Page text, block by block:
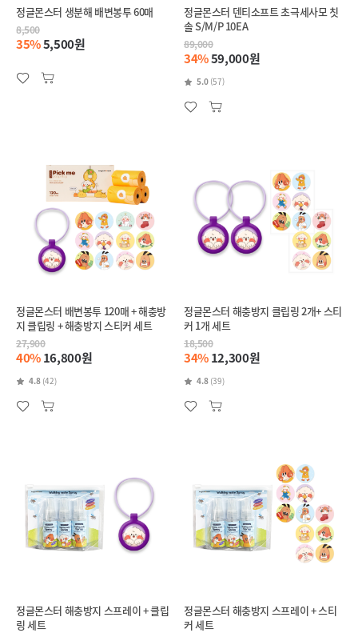
정글몬스터 생분해 배변봉투 60매
8,500
35%5,500원
정글몬스터 덴티소프트 초극세사모 칫
솔 S/M/P 10EA
89,000
34%59,000원
5.0 (57)
정글몬스터 배변봉투 120매 + 해충방
지 클립링 + 해충방지 스티커 세트
27,900
40%16,800원
4.8 (42)
정글몬스터 해충방지 클립링 2개+ 스티
커 1개 세트
18,500
34%12,300원
4.8 (39)
정글몬스터 해충방지 스프레이 + 클립
링 세트
정글몬스터 해충방지 스프레이 + 스티
커 세트